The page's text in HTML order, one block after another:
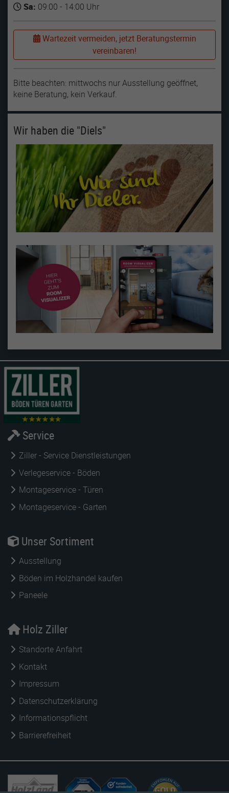
Sa: 09:00 - 14:00 Uhr
Wartezeit vermeiden, jetzt Beratungstermin
vereinbaren!
Bitte beachten: mittwochs nur Ausstellung geöffnet,
keine Beratung, kein Verkauf.
Wir haben die "Diels"
Service
Ziller - Service Dienstleistungen
Verlegeservice - Böden
Montageservice - Türen
Montageservice - Garten
Unser Sortiment
Ausstellung
Böden im Holzhandel kaufen
Paneele
Holz Ziller
Standorte Anfahrt
Kontakt
Impressum
Datenschutzerklärung
Informationspflicht
Barrierefreiheit